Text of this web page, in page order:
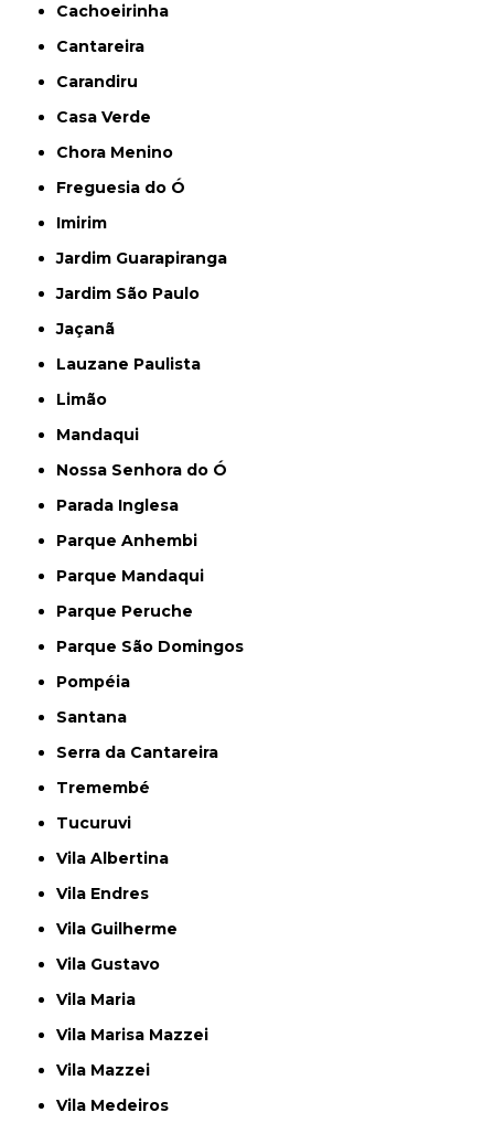
Cachoeirinha
Cantareira
Carandiru
Casa Verde
Chora Menino
Freguesia do Ó
Imirim
Jardim Guarapiranga
Jardim São Paulo
Jaçanã
Lauzane Paulista
Limão
Mandaqui
Nossa Senhora do Ó
Parada Inglesa
Parque Anhembi
Parque Mandaqui
Parque Peruche
Parque São Domingos
Pompéia
Santana
Serra da Cantareira
Tremembé
Tucuruvi
Vila Albertina
Vila Endres
Vila Guilherme
Vila Gustavo
Vila Maria
Vila Marisa Mazzei
Vila Mazzei
Vila Medeiros